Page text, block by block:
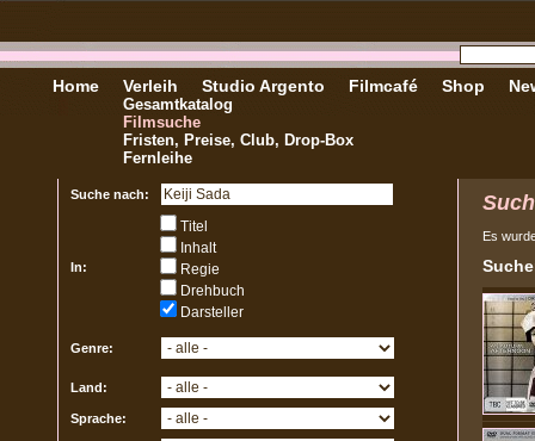
Home Verleih
Gesamtkatalog
Filmsuche
Fristen, Preise, Club, Drop-Box
Fernleihe
Studio Argento Filmcafé Shop
Suche nach:
In:
Titel
Inhalt
Regie
Drehbuch
Darsteller
Genre:
Land:
Sprache:
Es